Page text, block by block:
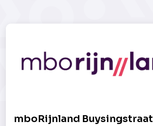
mboRijnland Buysingstraat